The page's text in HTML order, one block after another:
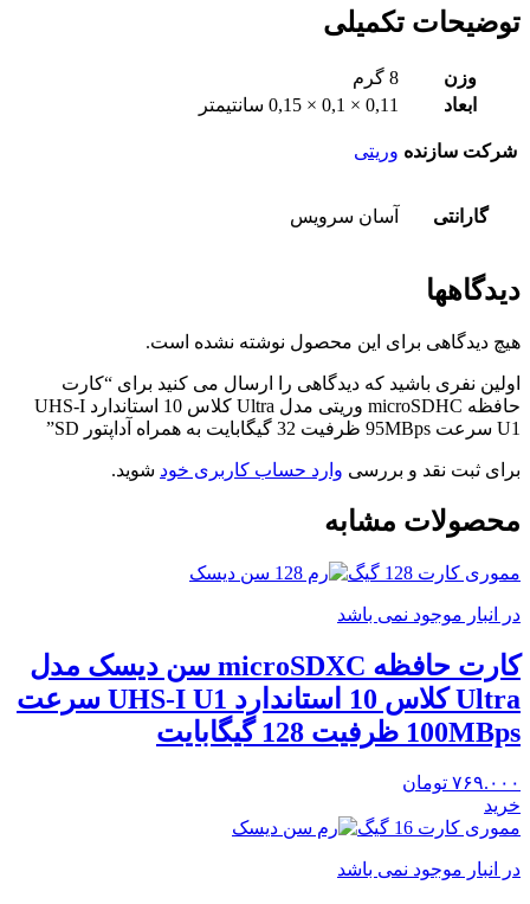
توضیحات تکمیلی
وزن
8 گرم
ابعاد
0,11 × 0,1 × 0,15 سانتیمتر
شرکت سازنده وریتی
گارانتی آسان سرویس
دیدگاهها
هیچ دیدگاهی برای این محصول نوشته نشده است.
اولین نفری باشید که دیدگاهی را ارسال می کنید برای “کارت
حافظه microSDHC وریتی مدل Ultra کلاس 10 استاندارد UHS-I
U1 سرعت 95MBps ظرفیت 32 گیگابایت به همراه آداپتور SD”
برای ثبت نقد و بررسی وارد حساب کاربری خود شوید.
محصولات مشابه
مموری کارت 128 گیگ
در انبار موجود نمی باشد
کارت حافظه microSDXC سن دیسک مدل
Ultra کلاس 10 استاندارد UHS-I U1 سرعت
100MBps ظرفیت 128 گیگابایت
۷۶۹.۰۰۰ تومان
خرید
مموری کارت 16 گیگ
در انبار موجود نمی باشد